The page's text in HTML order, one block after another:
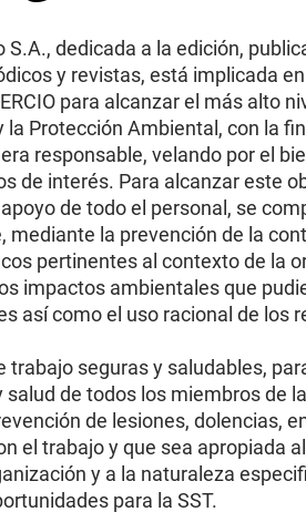
S.A., dedicada a la edición,
y revistas, está implicada
para alcanzar el más alto
la Protección Ambiental, con la
responsable, velando por el
de interés. Para alcanzar este
de todo el personal, se
mediante la prevención de la
pertinentes al contexto de la
impactos ambientales que
así como el uso racional de los
trabajo seguras y saludables,
de todos los miembros de la
de lesiones, dolencias,
el trabajo y que sea apropiada
y a la naturaleza
para la SST.